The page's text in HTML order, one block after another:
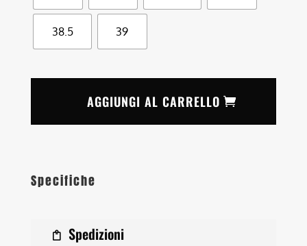
38.5 39
AGGIUNGI AL CARRELLO
Specifiche
Spedizioni